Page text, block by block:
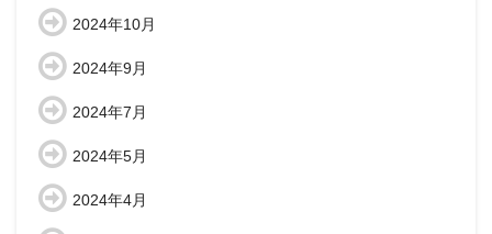
2024年10月
2024年9月
2024年7月
2024年5月
2024年4月